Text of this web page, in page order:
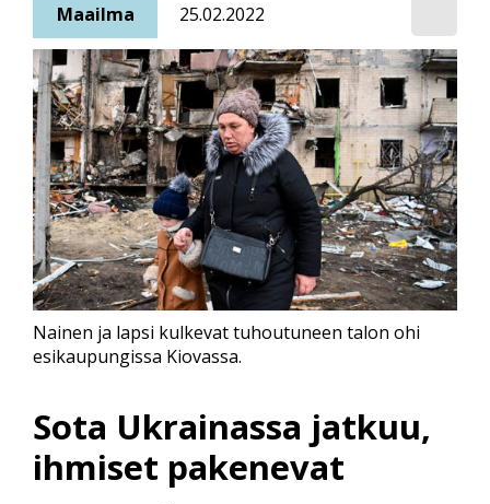
Maailma 25.02.2022
Sota Ukrainassa jatkuu,
ihmiset pakenevat
Nainen ja lapsi kulkevat tuhoutuneen talon ohi
esikaupungissa Kiovassa.